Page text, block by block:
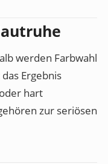
werden Farbwahl
Ergebnis
hart
zur seriösen